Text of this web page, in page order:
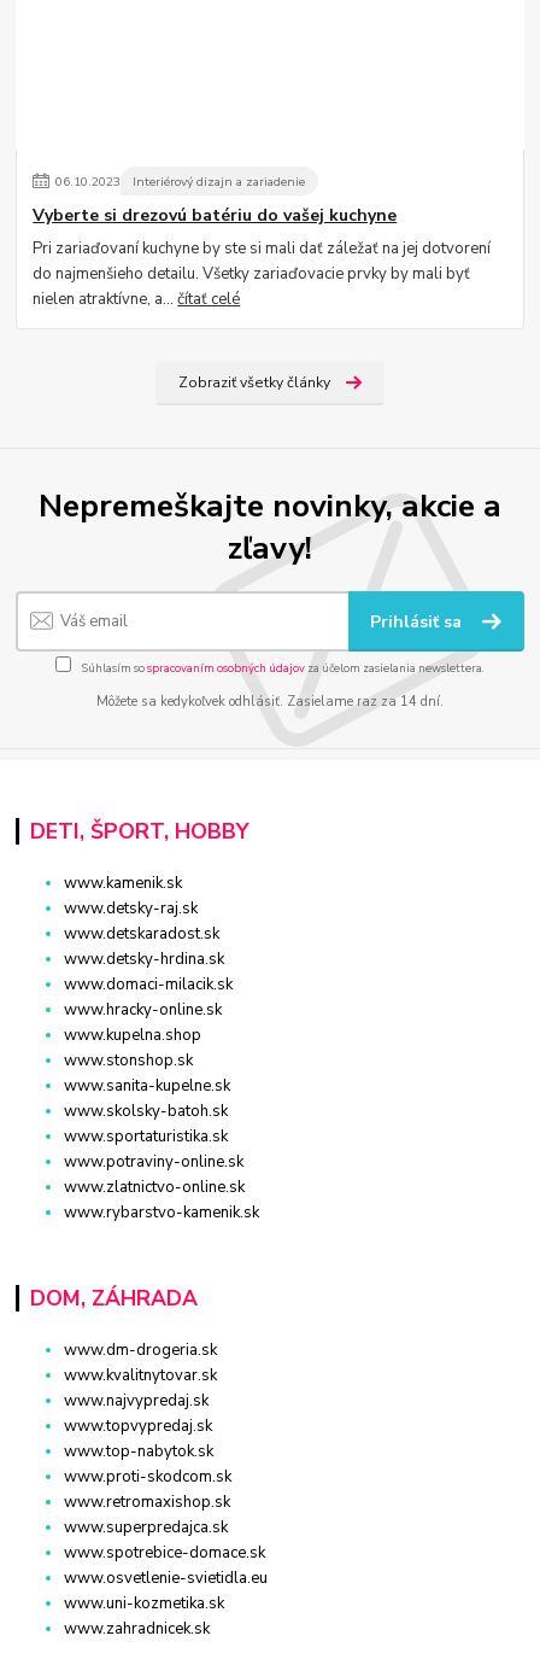
06.10.2023 Interiérový dizajn a zariadenie
Vyberte si drezovú batériu do vašej kuchyne
Pri zariaďovaní kuchyne by ste si mali dať záležať na jej dotvorení
do najmenšieho detailu. Všetky zariaďovacie prvky by mali byť
nielen atraktívne, a...čítať celé
Zobraziť všetky články
Nepremeškajte novinky, akcie a
zľavy!
Prihlásiť sa
Súhlasím sospracovaním osobných údajov za účelom zasielania newslettera.
Môžete sa kedykoľvek odhlásiť. Zasielame raz za 14 dní.
DETI, ŠPORT, HOBBY
www.kamenik.sk
www.detsky-raj.sk
www.detskaradost.sk
www.detsky-hrdina.sk
www.domaci-milacik.sk
www.hracky-online.sk
www.kupelna.shop
www.stonshop.sk
www.sanita-kupelne.sk
www.skolsky-batoh.sk
www.sportaturistika.sk
www.potraviny-online.sk
www.zlatnictvo-online.sk
www.rybarstvo-kamenik.sk
DOM, ZÁHRADA
www.dm-drogeria.sk
www.kvalitnytovar.sk
www.najvypredaj.sk
www.topvypredaj.sk
www.top-nabytok.sk
www.proti-skodcom.sk
www.retromaxishop.sk
www.superpredajca.sk
www.spotrebice-domace.sk
www.osvetlenie-svietidla.eu
www.uni-kozmetika.sk
www.zahradnicek.sk